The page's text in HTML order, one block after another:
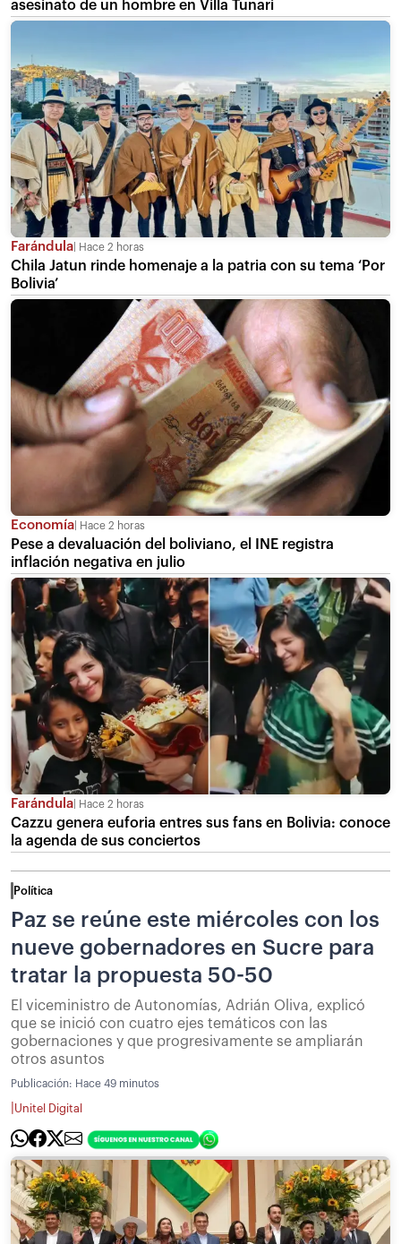
asesinato de un hombre en Villa Tunari
Farándula Hace 2 horas
Chila Jatun rinde homenaje a la patria con su tema ‘Por
Bolivia’
Economía Hace 2 horas
Pese a devaluación del boliviano, el INE registra
inflación negativa en julio
Farándula Hace 2 horas
Cazzu genera euforia entres sus fans en Bolivia: conoce
la agenda de sus conciertos
Política
Paz se reúne este miércoles con los
nueve gobernadores en Sucre para
tratar la propuesta 50-50
El viceministro de Autonomías, Adrián Oliva, explicó
que se inició con cuatro ejes temáticos con las
gobernaciones y que progresivamente se ampliarán
otros asuntos
Publicación: Hace 49 minutos
Unitel Digital